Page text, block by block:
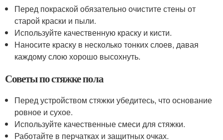
Перед покраской обязательно очистите стены от
старой краски и пыли.
Используйте качественную краску и кисти.
Наносите краску в несколько тонких слоев, давая
каждому слою хорошо высохнуть.
Советы по стяжке пола
Перед устройством стяжки убедитесь, что основание
ровное и сухое.
Используйте качественные смеси для стяжки.
Работайте в перчатках и защитных очках.